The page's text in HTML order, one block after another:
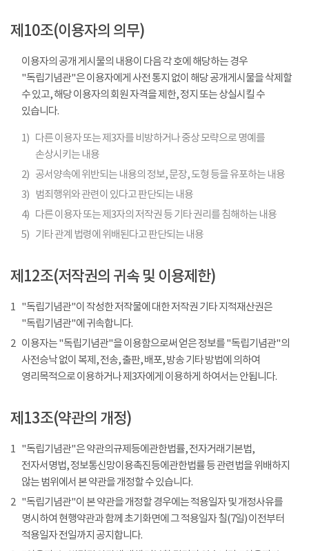
제10조(이용자의 의무)
이용자의 공개 게시물의 내용이 다음 각 호에 해당하는 경우
"독립기념관"은 이용자에게 사전 통지 없이 해당 공개게시물을 삭제할
수 있고, 해당 이용자의 회원 자격을 제한, 정지 또는 상실시킬 수
있습니다.
1) 다른 이용자 또는 제3자를 비방하거나 중상 모략으로 명예를
손상시키는 내용
2) 공서양속에 위반되는 내용의 정보, 문장, 도형 등을 유포하는 내용
3)
범죄행위와 관련이 있다고 판단되는 내용
4) 다른 이용자 또는 제3자의 저작권 등 기타 권리를 침해하는 내용
5) 기타 관계 법령에 위배된다고 판단되는 내용
제12조(저작권의 귀속 및 이용제한)
1 "독립기념관"이 작성한 저작물에 대한 저작권 기타 지적재산권은
"독립기념관"에 귀속합니다.
2 이용자는 "독립기념관"을 이용함으로써 얻은 정보를 "독립기념관"의
사전승낙 없이 복제, 전송, 출판, 배포, 방송 기타 방법에 의하여
영리목적으로 이용하거나 제3자에게 이용하게 하여서는 안됩니다.
제13조(약관의 개정)
1 "독립기념관"은 약관의규제등에관한법률, 전자거래기본법,
전자서명법, 정보통신망이용촉진등에관한법률 등 관련법을 위배하지
않는 범위에서 본 약관을 개정할 수 있습니다.
2 "독립기념관"이 본 약관을 개정할 경우에는 적용일자 및 개정사유를
명시하여 현행약관과 함께 초기화면에 그 적용일자 칠(7일) 이전부터
적용일자 전일까지 공지합니다.